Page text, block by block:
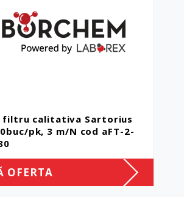
filtru calitativa Sartorius
pk, 3 m/N cod aFT-2-
OFERTA